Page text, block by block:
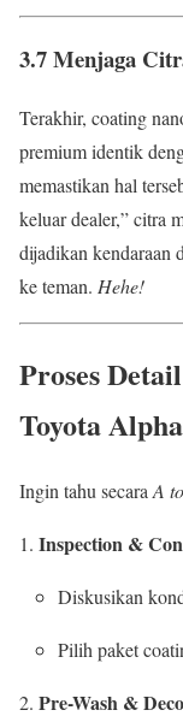
3.7 Menjaga
Terakhir, coating
premium identik
memastikan hal
keluar dealer,” citra
dijadikan kendaraan
ke teman. Hehe!
Proses
Toyota
Ingin tahu secara A
Inspection &
Diskusikan
Pilih paket
Pre-Wash &